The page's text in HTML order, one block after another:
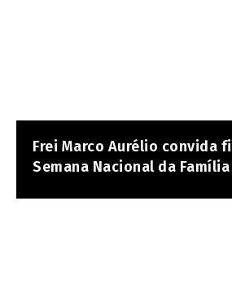
Frei Marco Aurélio convida
Semana Nacional da